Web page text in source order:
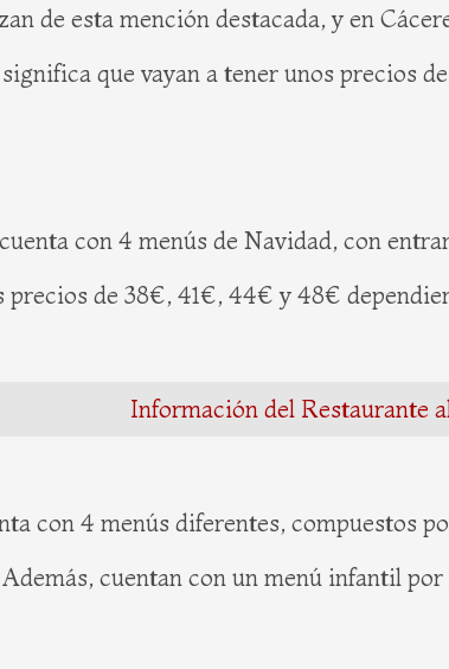
de esta mención destacada, y en
que vayan a tener unos precios
con 4 menús de Navidad, con
precios de 38€, 41€, 44€ y 48€
Información del Restaurante
con 4 menús diferentes, compuestos
cuentan con un menú infantil